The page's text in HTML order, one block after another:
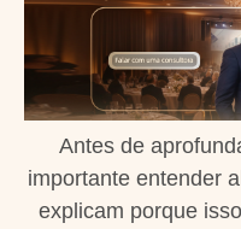
Antes de
importante entender
explicam porque